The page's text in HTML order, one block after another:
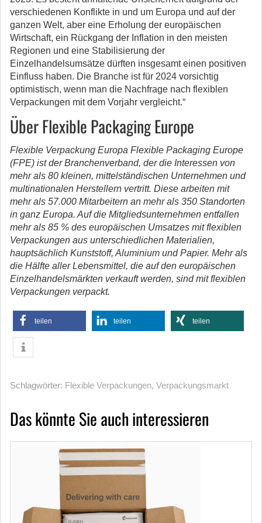
verschiedenen Konflikte in und um Europa und auf der
ganzen Welt, aber eine Erholung der europäischen
Wirtschaft, ein Rückgang der Inflation in den meisten
Regionen und eine Stabilisierung der
Einzelhandelsumsätze dürften insgesamt einen positiven
Einfluss haben. Die Branche ist für 2024 vorsichtig
optimistisch, wenn man die Nachfrage nach flexiblen
Verpackungen mit dem Vorjahr vergleicht.“
Über Flexible Packaging Europe
Flexible Verpackung Europa Flexible Packaging Europe
(FPE) ist der Branchenverband, der die Interessen von
mehr als 80 kleinen, mittelständischen Unternehmen und
multinationalen Herstellern vertritt. Diese arbeiten mit
mehr als 57.000 Mitarbeitern an mehr als 350 Standorten
in ganz Europa. Auf die Mitgliedsunternehmen entfallen
mehr als 85 % des europäischen Umsatzes mit flexiblen
Verpackungen aus unterschiedlichen Materialien,
hauptsächlich Kunststoff, Aluminium und Papier. Mehr als
die Hälfte aller Lebensmittel, die auf den europäischen
Einzelhandelsmärkten verkauft werden, sind mit flexiblen
Verpackungen verpackt.
teilen teilen teilen
Schlagwörter: Flexible Verpackungen, Verpackungsmarkt
Das könnte Sie auch interessieren